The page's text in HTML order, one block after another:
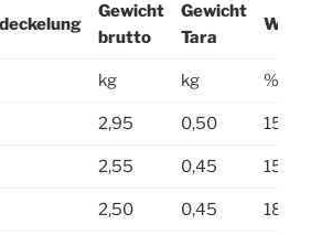
Gewicht
brutto
Gewicht
Tara
kg kg %
2,95 0,50 15,8
2,55 0,45 15,6
2,50 0,45 18,8